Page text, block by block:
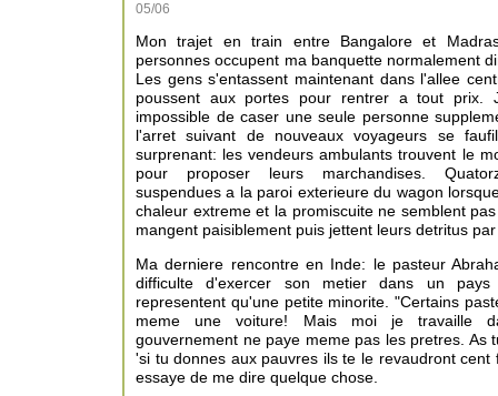
05/06
Mon trajet en train entre Bangalore et
personnes occupent ma banquette normalement
Les gens s'entassent maintenant dans l'allee
poussent aux portes pour rentrer a tout prix.
impossible de caser une seule personne
l'arret suivant de nouveaux voyageurs se
surprenant: les vendeurs ambulants trouvent le
pour proposer leurs marchandises.
suspendues a la paroi exterieure du wagon
chaleur extreme et la promiscuite ne semblent
mangent paisiblement puis jettent leurs detritus
Ma derniere rencontre en Inde: le pasteur
difficulte d'exercer son metier dans un
representent qu'une petite minorite. "Certains
meme une voiture! Mais moi je travaille
gouvernement ne paye meme pas les pretres. As
'si tu donnes aux pauvres ils te le revaudront cent
essaye de me dire quelque chose.